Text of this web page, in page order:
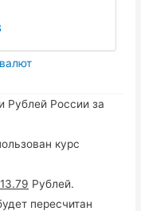
Рублей России за
курс
Рублей.
пересчитан